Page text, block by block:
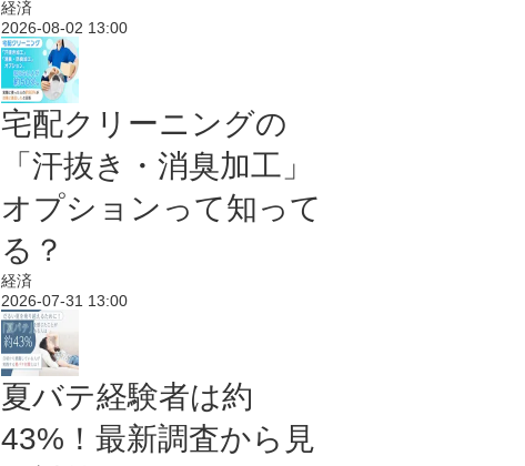
経済
2026-08-02 13:00
宅配クリーニングの
「汗抜き・消臭加工」
オプションって知って
る？
経済
2026-07-31 13:00
夏バテ経験者は約
43%！最新調査から見